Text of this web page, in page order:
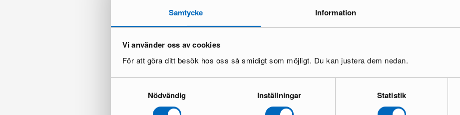
Samtycke Information
Vi använder oss av cookies
För att göra ditt besök hos oss så smidigt som möjligt. Du kan justera dem nedan.
Nödvändig Inställningar Statistik
Chesterfield Lyx 3-sits soffa mörkbrun
1 i lager ·